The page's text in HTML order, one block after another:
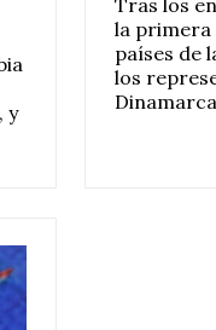
y
Tras los
la primera
países de
los